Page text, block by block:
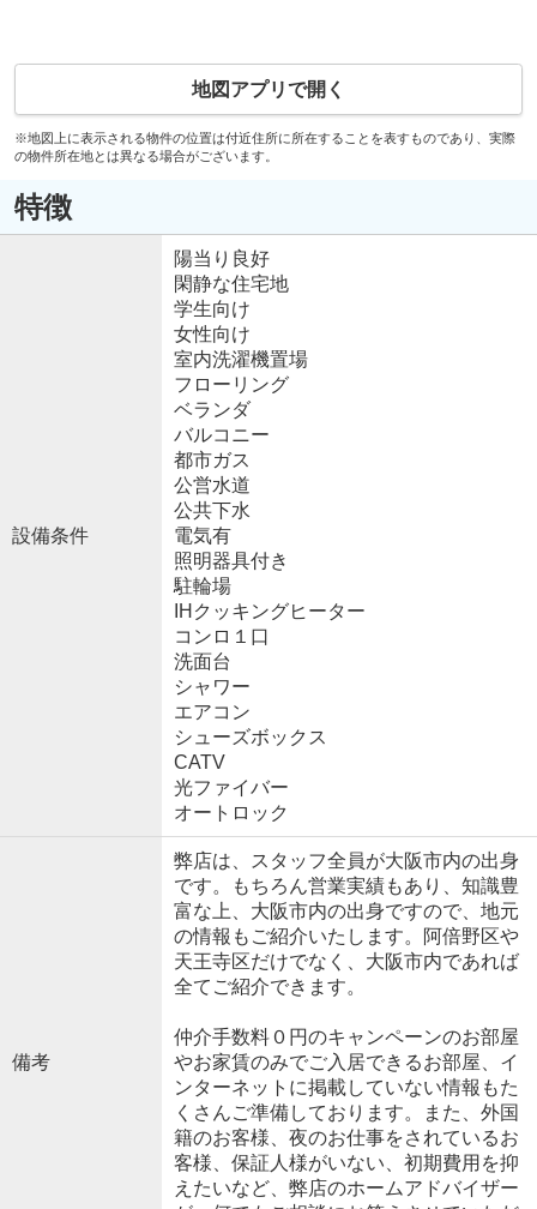
地図アプリで開く
※地図上に表示される物件の位置は付近住所に所在することを表すものであり、実際
の物件所在地とは異なる場合がございます。
特徴
設備条件
陽当り良好
閑静な住宅地
学生向け
女性向け
室内洗濯機置場
フローリング
ベランダ
バルコニー
都市ガス
公営水道
公共下水
電気有
照明器具付き
駐輪場
IHクッキングヒーター
コンロ１口
洗面台
シャワー
エアコン
シューズボックス
CATV
光ファイバー
オートロック
備考
弊店は、スタッフ全員が大阪市内の出身
です。もちろん営業実績もあり、知識豊
富な上、大阪市内の出身ですので、地元
の情報もご紹介いたします。阿倍野区や
天王寺区だけでなく、大阪市内であれば
全てご紹介できます。
仲介手数料０円のキャンペーンのお部屋
やお家賃のみでご入居できるお部屋、イ
ンターネットに掲載していない情報もた
くさんご準備しております。また、外国
籍のお客様、夜のお仕事をされているお
客様、保証人様がいない、初期費用を抑
えたいなど、弊店のホームアドバイザー